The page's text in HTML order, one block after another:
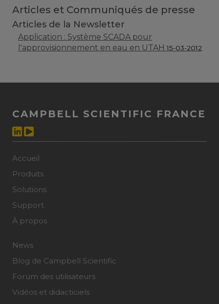
Articles et Communiqués de presse
Articles de la Newsletter
Application : Système SCADA pour
l'approvisionnement en eau en UTAH 15-03-2012
CAMPBELL SCIENTIFIC FRANCE
Accueil
Produits
Solutions
Support
À propos
News
Blog de Campbell Scientific
Forum des utilisateurs
Vidéos et didacticiels